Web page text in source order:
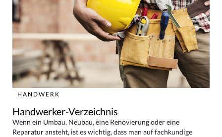
HANDWERK
Handwerker-Verzeichnis
Wenn ein Umbau, Neubau, eine Renovierung oder eine
Reparatur ansteht, ist es wichtig, dass man auf fachkundige